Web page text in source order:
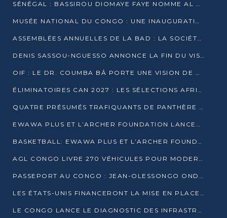
SÉNÉGAL : BASSIROU DIOMAYE FAYE NOMME AL AMINOU LÔ PREMIER MINISTRE
MUSÉE NATIONAL DU CONGO : UNE INAUGURATION PORTEUSE D’ESPOIR POUR LA CULTURE
ASSEMBLÉES ANNUELLES DE LA BAD : LA SOCIÉTÉ CIVILE CONGOLAISE À LA RECHERCHE DE PARTENAIRES POUR SES PROJETS
DENIS SASSOU-NGUESSO ANNONCE LA FIN DU VISA POUR LES AFRICAINS EN 2027
OIF : LE DR. COUMBA BÂ PORTE UNE VISION DE DIALOGUE, DE STABILITÉ ET DE RÉFORME À LA TÊTE
ÉLIMINATOIRES CAN 2027 : LES SÉLECTIONS AFRICAINES CONNAISSENT LEURS ADVERSAIRES
QUATRE PRÉSUMÉS TRAFIQUANTS DE PANTHÈRE ARRÊTÉS À EWO
EWAWA PLUS ET L’ARCHER FOUNDATION LANCENT UN CAMP DE BASKET POUR LES JEUNES À BRAZZAVILLE
BASKETBALL: EWAWA PLUS ET L’ARCHER FOUNDATION LANCENT UN CAMP POUR LES JEUNES
AGL CONGO LIVRE 270 VÉHICULES POUR MODERNISER LE TRANSPORT URBAIN
PASSEPORT AU CONGO : JEAN-OLESSONGO ONDAYE VEUT METTRE FIN AUX LENTEURS ADMINISTRATIVES
LES ÉTATS-UNIS FINANCERONT LA MISE EN PLACE DE JUSQU’À 50 CLINIQUES DE LUTTE CONTRE L’EBOLA
LE CONGO LANCE LE DIAGNOSTIC DES INFRASTRUCTURES SPORTIVES DU COMPLEXE DE KINTÉLÉ